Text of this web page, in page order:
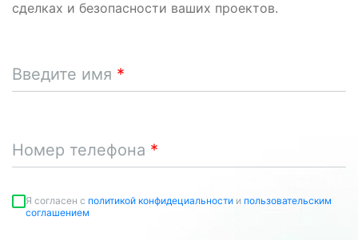
сделках и безопасности ваших проектов.
Введите имя
Номер телефона
Я согласен c политикой конфидециальности и пользовательским
соглашением